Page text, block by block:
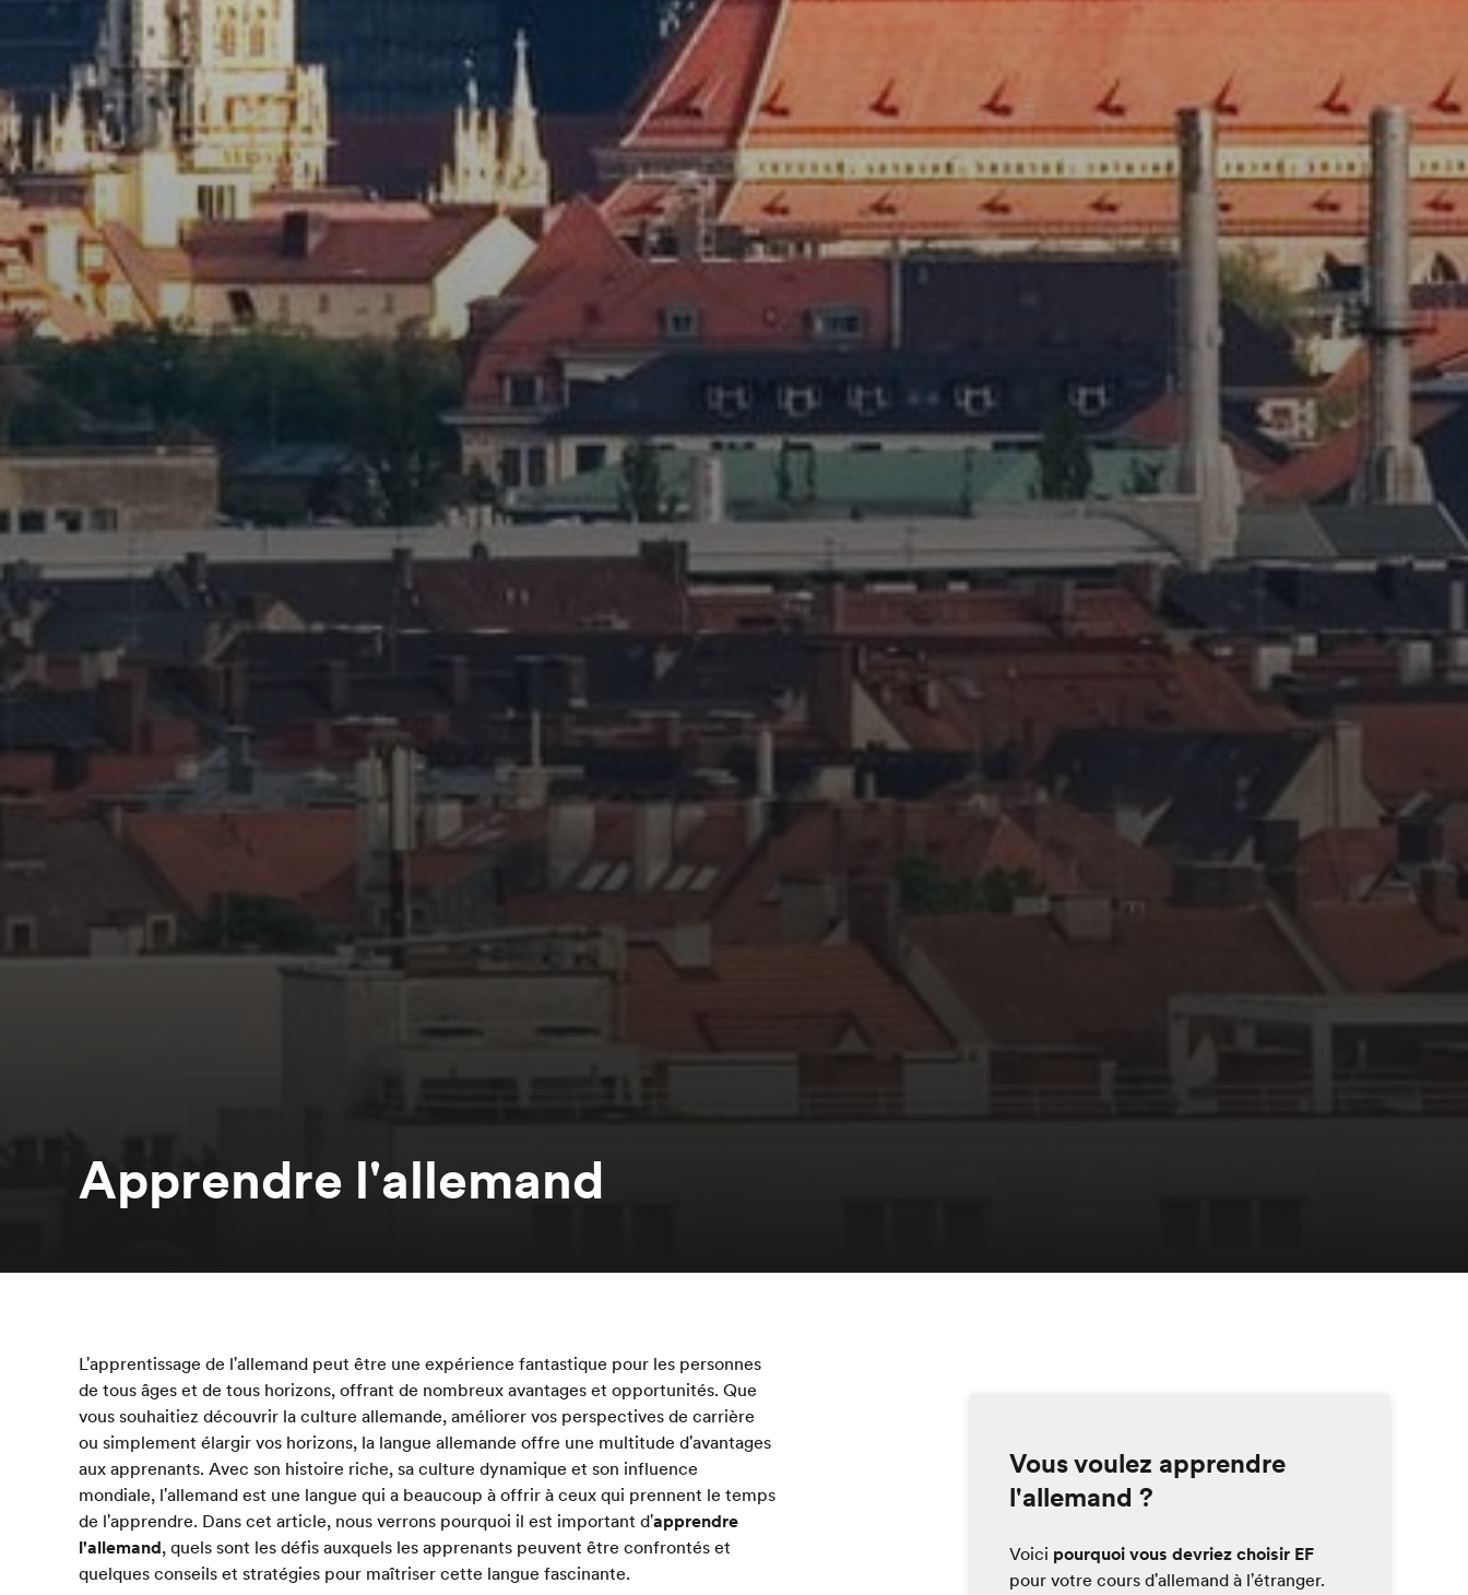
Apprendre l'allemand
L'apprentissage de l'allemand peut être une expérience fantastique pour les personnes
de tous âges et de tous horizons, offrant de nombreux avantages et opportunités. Que
vous souhaitiez découvrir la culture allemande, améliorer vos perspectives de carrière
ou simplement élargir vos horizons, la langue allemande offre une multitude d'avantages
aux apprenants. Avec son histoire riche, sa culture dynamique et son influence
mondiale, l'allemand est une langue qui a beaucoup à offrir à ceux qui prennent le temps
de l'apprendre. Dans cet article, nous verrons pourquoi il est important d'apprendre
l'allemand, quels sont les défis auxquels les apprenants peuvent être confrontés et
quelques conseils et stratégies pour maîtriser cette langue fascinante.
Vous voulez apprendre
l'allemand ?
Voici pourquoi vous devriez choisir EF
pour votre cours d'allemand à l'étranger.